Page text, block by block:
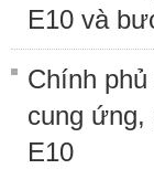
E10 và
Chính
cung ứng,
E10